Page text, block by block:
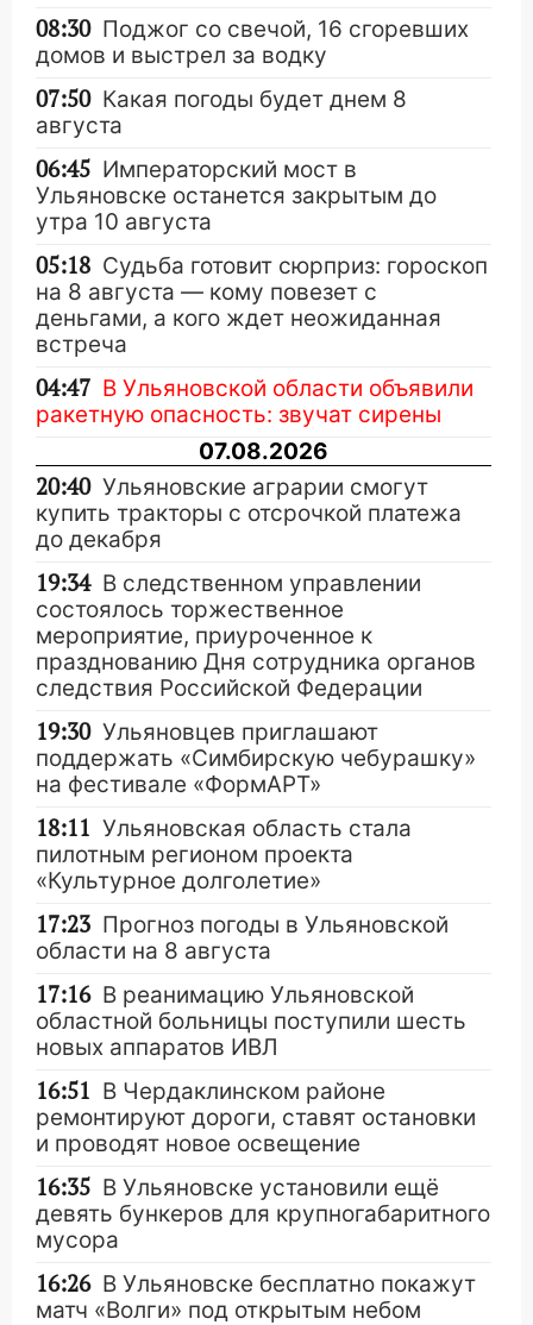
08:30 Поджог со свечой, 16 сгоревших
домов и выстрел за водку
07:50 Какая погоды будет днем 8
августа
06:45 Императорский мост в
Ульяновске останется закрытым до
утра 10 августа
05:18 Судьба готовит сюрприз: гороскоп
на 8 августа — кому повезет с
деньгами, а кого ждет неожиданная
встреча
04:47 В Ульяновской области объявили
ракетную опасность: звучат сирены
07.08.2026
20:40 Ульяновские аграрии смогут
купить тракторы с отсрочкой платежа
до декабря
19:34 В следственном управлении
состоялось торжественное
мероприятие, приуроченное к
празднованию Дня сотрудника органов
следствия Российской Федерации
19:30 Ульяновцев приглашают
поддержать «Симбирскую чебурашку»
на фестивале «ФормАРТ»
18:11 Ульяновская область стала
пилотным регионом проекта
«Культурное долголетие»
17:23 Прогноз погоды в Ульяновской
области на 8 августа
17:16 В реанимацию Ульяновской
областной больницы поступили шесть
новых аппаратов ИВЛ
16:51 В Чердаклинском районе
ремонтируют дороги, ставят остановки
и проводят новое освещение
16:35 В Ульяновске установили ещё
девять бункеров для крупногабаритного
мусора
16:26 В Ульяновске бесплатно покажут
матч «Волги» под открытым небом